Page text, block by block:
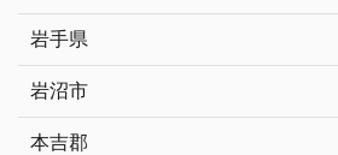
岩手県
岩沼市
本吉郡